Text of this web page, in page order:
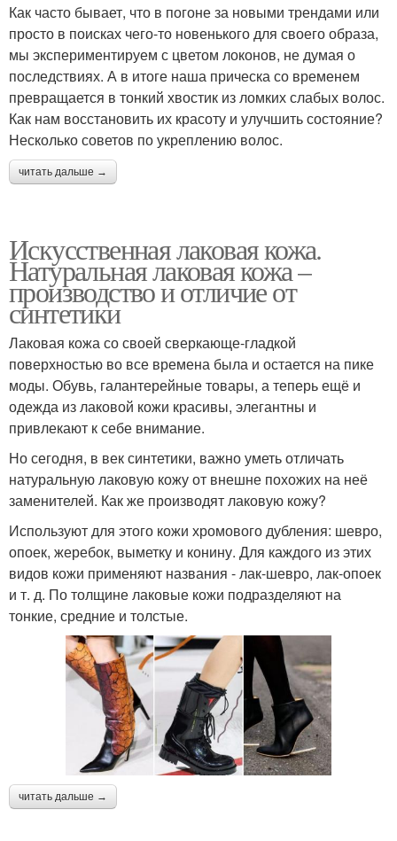
Как часто бывает, что в погоне за новыми трендами или
просто в поисках чего-то новенького для своего образа,
мы экспериментируем с цветом локонов, не думая о
последствиях. А в итоге наша прическа со временем
превращается в тонкий хвостик из ломких слабых волос.
Как нам восстановить их красоту и улучшить состояние?
Несколько советов по укреплению волос.
читать дальше →
Искусственная лаковая кожа.
Натуральная лаковая кожа –
производство и отличие от
синтетики
Лаковая кожа со своей сверкающе-гладкой
поверхностью во все времена была и остается на пике
моды. Обувь, галантерейные товары, а теперь ещё и
одежда из лаковой кожи красивы, элегантны и
привлекают к себе внимание.
Но сегодня, в век синтетики, важно уметь отличать
натуральную лаковую кожу от внешне похожих на неё
заменителей. Как же производят лаковую кожу?
Используют для этого кожи хромового дубления: шевро,
опоек, жеребок, выметку и конину. Для каждого из этих
видов кожи применяют названия - лак-шевро, лак-опоек
и т. д. По толщине лаковые кожи подразделяют на
тонкие, средние и толстые.
читать дальше →